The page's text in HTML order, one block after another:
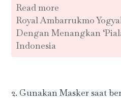
Read more
Royal Ambarrukmo
Dengan Menangkan
Indonesia
2. Gunakan Masker saat